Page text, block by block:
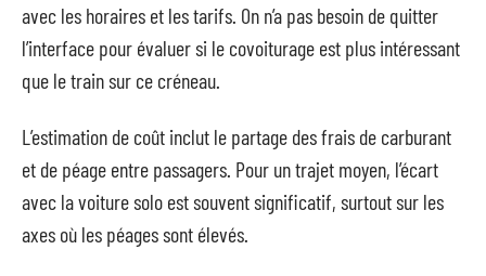
avec les horaires et les tarifs. On n’a pas besoin de quitter
l’interface pour évaluer si le covoiturage est plus intéressant
que le train sur ce créneau.
L’estimation de coût inclut le partage des frais de carburant
et de péage entre passagers. Pour un trajet moyen, l’écart
avec la voiture solo est souvent significatif, surtout sur les
axes où les péages sont élevés.